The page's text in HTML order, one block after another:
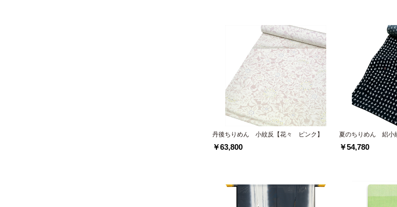
丹後ちりめん 小紋反【花々 ピンク】
￥63,800
夏のちりめん 絽小
￥54,780